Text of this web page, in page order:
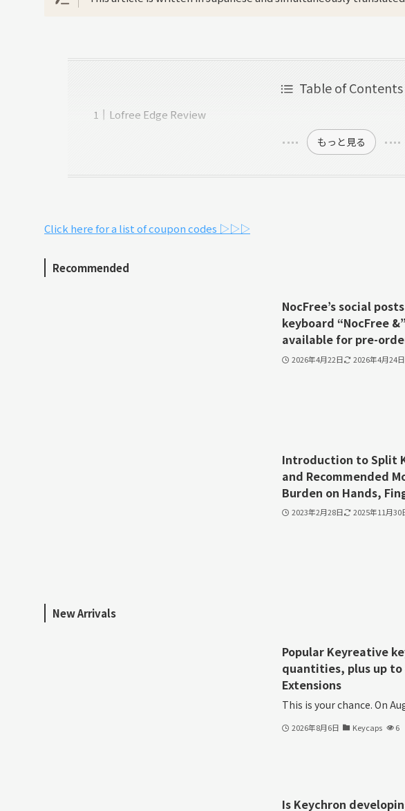
Table of Contents
Lofree Edge Review
もっと見る
Click here for a list of coupon codes ▷▷▷
Recommended
NocFree’s social
keyboard “NocFree
available for pre-
2026年4月22日 2026年4月24日
Introduction to Split
and Recommended
Burden on Hands,
2023年2月28日 2025年11月30
New Arrivals
Popular Keyreative
quantities, plus up to
Extensions
This is your chance. On
2026年8月6日 Keycaps 6
Is Keychron